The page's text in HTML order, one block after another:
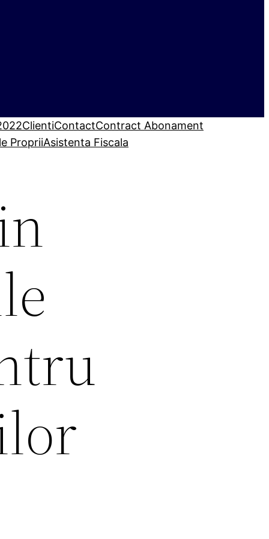
ClientiContactContract Abonament
PropriiAsistenta Fiscala